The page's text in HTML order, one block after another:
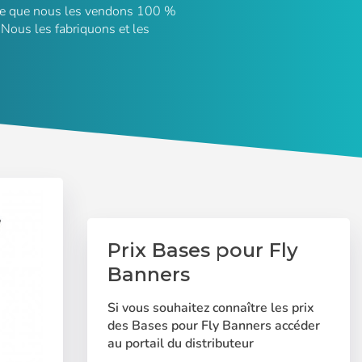
que nous les vendons 100 %
les fabriquons et les
Prix Bases pour Fly
Banners
Si vous souhaitez connaître les prix
des Bases pour Fly Banners accéder
au portail du distributeur